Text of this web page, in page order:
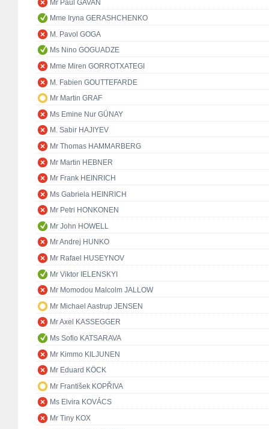
Mr Paul GAVAN
Mme Iryna GERASHCHENKO
M. Pavol GOGA
Ms Nino GOGUADZE
Mme Miren GORROTXATEGI
M. Fabien GOUTTEFARDE
Mr Martin GRAF
Ms Emine Nur GÜNAY
M. Sabir HAJIYEV
Mr Thomas HAMMARBERG
Mr Martin HEBNER
Mr Frank HEINRICH
Ms Gabriela HEINRICH
Mr Petri HONKONEN
Mr John HOWELL
Mr Andrej HUNKO
Mr Rafael HUSEYNOV
Mr Viktor IELENSKYI
Mr Momodou Malcolm JALLOW
Mr Michael Aastrup JENSEN
Mr Axel KASSEGGER
Ms Sofio KATSARAVA
Mr Kimmo KILJUNEN
Mr Eduard KÖCK
Mr František KOPŘIVA
Ms Elvira KOVÁCS
Mr Tiny KOX